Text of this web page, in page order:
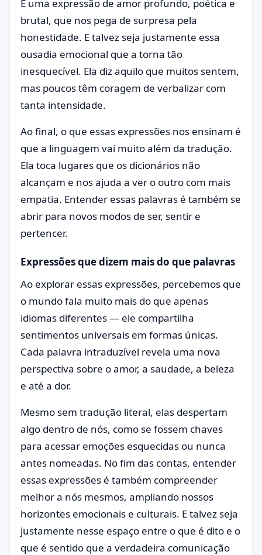
É uma expressão de amor profundo, poética e
brutal, que nos pega de surpresa pela
honestidade. E talvez seja justamente essa
ousadia emocional que a torna tão
inesquecível. Ela diz aquilo que muitos sentem,
mas poucos têm coragem de verbalizar com
tanta intensidade.
Ao final, o que essas expressões nos ensinam é
que a linguagem vai muito além da tradução.
Ela toca lugares que os dicionários não
alcançam e nos ajuda a ver o outro com mais
empatia. Entender essas palavras é também se
abrir para novos modos de ser, sentir e
pertencer.
Expressões que dizem mais do que palavras
Ao explorar essas expressões, percebemos que
o mundo fala muito mais do que apenas
idiomas diferentes — ele compartilha
sentimentos universais em formas únicas.
Cada palavra intraduzível revela uma nova
perspectiva sobre o amor, a saudade, a beleza
e até a dor.
Mesmo sem tradução literal, elas despertam
algo dentro de nós, como se fossem chaves
para acessar emoções esquecidas ou nunca
antes nomeadas. No fim das contas, entender
essas expressões é também compreender
melhor a nós mesmos, ampliando nossos
horizontes emocionais e culturais. E talvez seja
justamente nesse espaço entre o que é dito e o
que é sentido que a verdadeira comunicação